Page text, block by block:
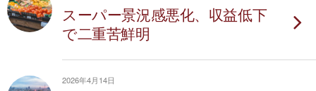
スーパー景況感悪化、収益低下
で二重苦鮮明
2026年4月14日